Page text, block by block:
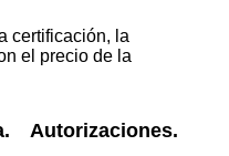
certificación, la
el precio de la
Autorizaciones.